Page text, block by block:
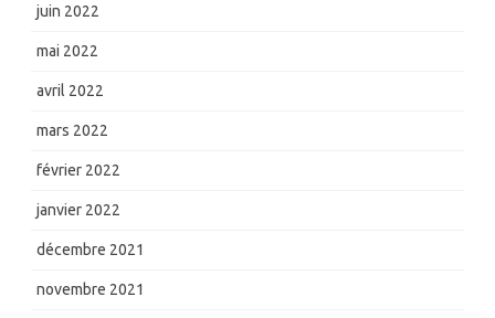
juin 2022
mai 2022
avril 2022
mars 2022
février 2022
janvier 2022
décembre 2021
novembre 2021